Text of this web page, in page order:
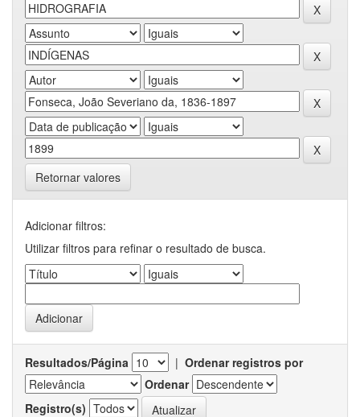
Retornar valores
Adicionar filtros:
Utilizar filtros para refinar o resultado de busca.
Resultados/Página | Ordenar registros por
Ordenar
Registro(s)